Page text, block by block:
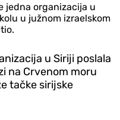
jedna organizacija u
u južnom izraelskom
u Siriji poslala
na Crvenom moru
tačke sirijske